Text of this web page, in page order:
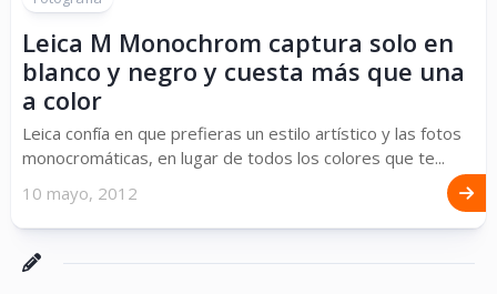
Leica M Monochrom captura solo en
blanco y negro y cuesta más que una
a color
Leica confía en que prefieras un estilo artístico y las fotos
monocromáticas, en lugar de todos los colores que te...
10 mayo, 2012